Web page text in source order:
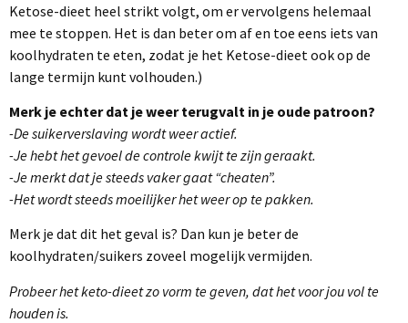
Ketose-dieet heel strikt volgt, om er vervolgens helemaal
mee te stoppen. Het is dan beter om af en toe eens iets van
koolhydraten te eten, zodat je het Ketose-dieet ook op de
lange termijn kunt volhouden.)
Merk je echter dat je weer terugvalt in je oude patroon?
-De suikerverslaving wordt weer actief.
-Je hebt het gevoel de controle kwijt te zijn geraakt.
-Je merkt dat je steeds vaker gaat “cheaten”.
-Het wordt steeds moeilijker het weer op te pakken.
Merk je dat dit het geval is? Dan kun je beter de
koolhydraten/suikers zoveel mogelijk vermijden.
Probeer het keto-dieet zo vorm te geven, dat het voor jou vol te
houden is.